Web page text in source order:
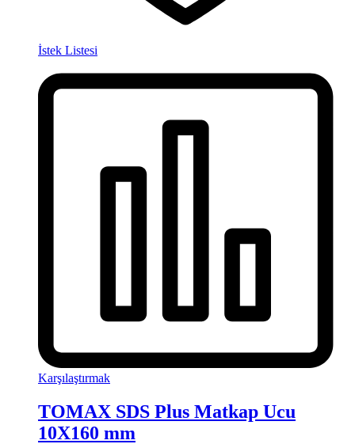
İstek Listesi
Karşılaştırmak
TOMAX SDS Plus Matkap Ucu
10X160 mm